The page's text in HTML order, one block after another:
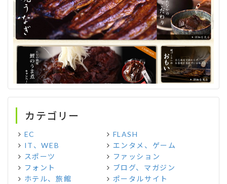
カテゴリー
EC
FLASH
IT、WEB
エンタメ、ゲーム
スポーツ
ファッション
フォント
ブログ、マガジン
ホテル、旅館
ポータルサイト